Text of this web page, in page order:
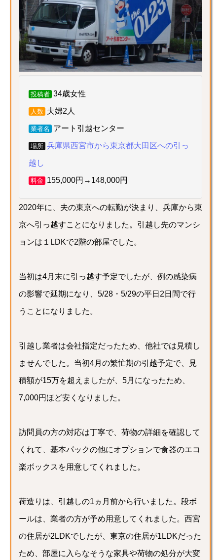
投稿者 34歳女性
人数 夫婦2人
業者名 アート引越センター
場所 兵庫県西宮市から東京都大田区への引っ
越し
料金 155,000円→148,000円
2020年に、夫の東京への転勤が決まり、兵庫から東
京へ引っ越すことになりました。引越し先のマンシ
ョンは１LDKで2階の部屋でした。
当初は4月末に引っ越す予定でしたが、例の感染病
の影響で延期になり、5/28・5/29の平日2日間で行
うことになりました。
引越し業者は会社指定だったため、他社では見積し
ませんでした。当初4月の繁忙期の引越予定で、見
積額が15万を超えましたが、5月になったため、
7,000円ほど安くなりました。
訪問員の方の対応は丁寧で、荷物の詳細を確認して
くれて、基本パックの他にオプションで食器のエコ
楽ボックスを用意してくれました。
荷造りは、引越しの1ヵ月前から行いました。段ボ
ールは、業者の方が予め用意してくれました。西宮
の住居が2LDKでしたが、東京の住居が1LDKだった
ため、部屋に入らなそうな家具や荷物の処分が大変